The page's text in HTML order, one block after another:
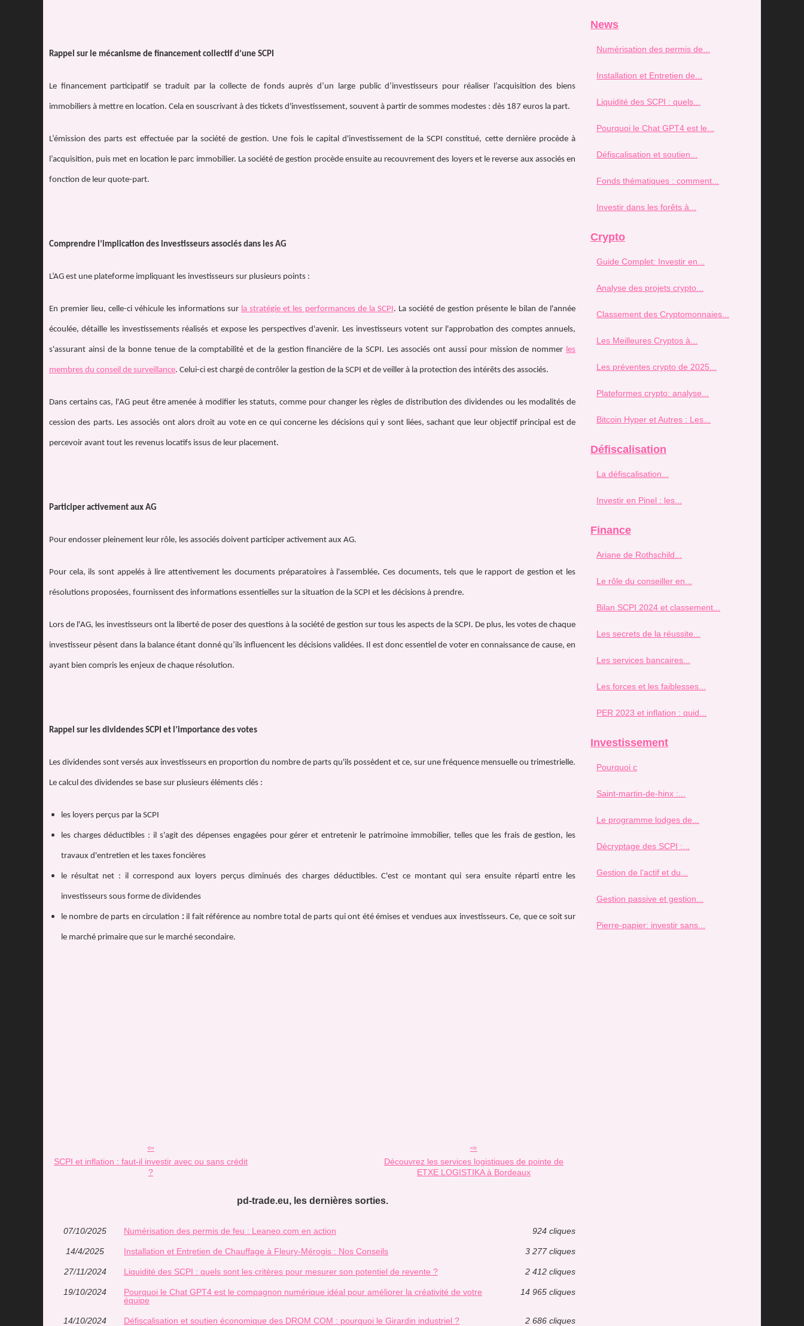
Rappel sur le mécanisme de financement collectif d’une SCPI
Le financement participatif se traduit par la collecte de fonds auprès d’un large public d’investisseurs pour réaliser l’acquisition des biens
immobiliers à mettre en location. Cela en souscrivant à des tickets d'investissement, souvent à partir de sommes modestes : dès 187 euros la part.
L’émission des parts est effectuée par la société de gestion. Une fois le capital d'investissement de la SCPI constitué, cette dernière procède à
l’acquisition, puis met en location le parc immobilier. La société de gestion procède ensuite au recouvrement des loyers et le reverse aux associés en
fonction de leur quote-part.
Comprendre l’implication des investisseurs associés dans les AG
L’AG est une plateforme impliquant les investisseurs sur plusieurs points :
En premier lieu, celle-ci véhicule les informations sur la stratégie et les performances de la SCPI. La société de gestion présente le bilan de l'année
écoulée, détaille les investissements réalisés et expose les perspectives d'avenir. Les investisseurs votent sur l'approbation des comptes annuels,
s'assurant ainsi de la bonne tenue de la comptabilité et de la gestion financière de la SCPI. Les associés ont aussi pour mission de nommer les
membres du conseil de surveillance. Celui-ci est chargé de contrôler la gestion de la SCPI et de veiller à la protection des intérêts des associés.
Dans certains cas, l'AG peut être amenée à modifier les statuts, comme pour changer les règles de distribution des dividendes ou les modalités de
cession des parts. Les associés ont alors droit au vote en ce qui concerne les décisions qui y sont liées, sachant que leur objectif principal est de
percevoir avant tout les revenus locatifs issus de leur placement.
Participer activement aux AG
Pour endosser pleinement leur rôle, les associés doivent participer activement aux AG.
Pour cela, ils sont appelés à lire attentivement les documents préparatoires à l'assemblée. Ces documents, tels que le rapport de gestion et les
résolutions proposées, fournissent des informations essentielles sur la situation de la SCPI et les décisions à prendre.
Lors de l'AG, les investisseurs ont la liberté de poser des questions à la société de gestion sur tous les aspects de la SCPI. De plus, les votes de chaque
investisseur pèsent dans la balance étant donné qu’ils influencent les décisions validées. Il est donc essentiel de voter en connaissance de cause, en
ayant bien compris les enjeux de chaque résolution.
Rappel sur les dividendes SCPI et l’importance des votes
Les dividendes sont versés aux investisseurs en proportion du nombre de parts qu'ils possèdent et ce, sur une fréquence mensuelle ou trimestrielle.
Le calcul des dividendes se base sur plusieurs éléments clés :
les loyers perçus par la SCPI
les charges déductibles : il s'agit des dépenses engagées pour gérer et entretenir le patrimoine immobilier, telles que les frais de gestion, les
travaux d'entretien et les taxes foncières
le résultat net : il correspond aux loyers perçus diminués des charges déductibles. C'est ce montant qui sera ensuite réparti entre les
investisseurs sous forme de dividendes
le nombre de parts en circulation : il fait référence au nombre total de parts qui ont été émises et vendues aux investisseurs. Ce, que ce soit sur
le marché primaire que sur le marché secondaire.
SCPI et inflation : faut-il investir avec ou sans crédit
?
Découvrez les services logistiques de pointe de
ETXE LOGISTIKA à Bordeaux
pd-trade.eu, les dernières sorties.
07/10/2025 Numérisation des permis de feu : Leaneo.com en action 924 cliques
14/4/2025 Installation et Entretien de Chauffage à Fleury-Mérogis : Nos Conseils 3 277 cliques
27/11/2024 Liquidité des SCPI : quels sont les critères pour mesurer son potentiel de revente ? 2 412 cliques
19/10/2024
Pourquoi le Chat GPT4 est le compagnon numérique idéal pour améliorer la créativité de votre
équipe
14 965 cliques
14/10/2024 Défiscalisation et soutien économique des DROM COM : pourquoi le Girardin industriel ? 2 686 cliques
News
Numérisation des permis de...
Installation et Entretien de...
Liquidité des SCPI : quels...
Pourquoi le Chat GPT4 est le...
Défiscalisation et soutien...
Fonds thématiques : comment...
Investir dans les forêts à...
Crypto
Guide Complet: Investir en...
Analyse des projets crypto...
Classement des Cryptomonnaies...
Les Meilleures Cryptos à...
Les préventes crypto de 2025...
Plateformes crypto: analyse...
Bitcoin Hyper et Autres : Les...
Défiscalisation
La défiscalisation...
Investir en Pinel : les...
Finance
Ariane de Rothschild...
Le rôle du conseiller en...
Bilan SCPI 2024 et classement...
Les secrets de la réussite...
Les services bancaires...
Les forces et les faiblesses...
PER 2023 et inflation : quid...
Investissement
Pourquoi c
Saint-martin-de-hinx :...
Le programme lodges de...
Décryptage des SCPI :...
Gestion de l’actif et du...
Gestion passive et gestion...
Pierre-papier: investir sans...